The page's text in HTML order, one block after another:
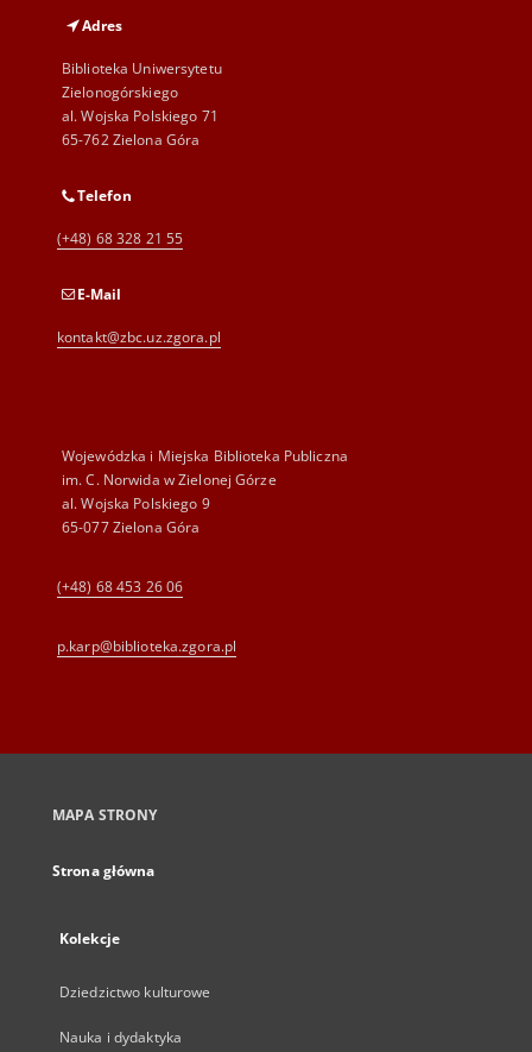
Adres
Biblioteka Uniwersytetu
Zielonogórskiego
al. Wojska Polskiego 71
65-762 Zielona Góra
Telefon
(+48) 68 328 21 55
E-Mail
kontakt@zbc.uz.zgora.pl
Wojewódzka i Miejska Biblioteka Publiczna
im. C. Norwida w Zielonej Górze
al. Wojska Polskiego 9
65-077 Zielona Góra
(+48) 68 453 26 06
p.karp@biblioteka.zgora.pl
MAPA STRONY
Strona główna
Kolekcje
Dziedzictwo kulturowe
Nauka i dydaktyka